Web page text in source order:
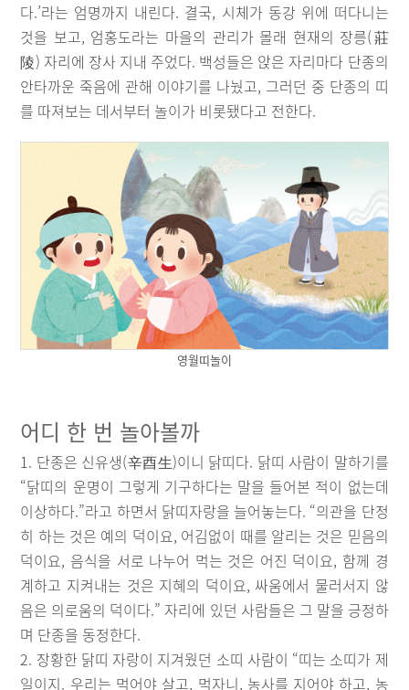
다.’라는 엄명까지 내린다. 결국, 시체가 동강 위에 떠다니는
것을 보고, 엄홍도라는 마을의 관리가 몰래 현재의 장릉(莊
陵) 자리에 장사 지내 주었다. 백성들은 앉은 자리마다 단종의
안타까운 죽음에 관해 이야기를 나눴고, 그러던 중 단종의 띠
를 따져보는 데서부터 놀이가 비롯됐다고 전한다.
영월띠놀이
어디 한 번 놀아볼까
1. 단종은 신유생(辛酉生)이니 닭띠다. 닭띠 사람이 말하기를
“닭띠의 운명이 그렇게 기구하다는 말을 들어본 적이 없는데
이상하다.”라고 하면서 닭띠자랑을 늘어놓는다. “의관을 단정
히 하는 것은 예의 덕이요, 어김없이 때를 알리는 것은 믿음의
덕이요, 음식을 서로 나누어 먹는 것은 어진 덕이요, 함께 경
계하고 지켜내는 것은 지혜의 덕이요, 싸움에서 물러서지 않
음은 의로움의 덕이다.” 자리에 있던 사람들은 그 말을 긍정하
며 단종을 동정한다.
2. 장황한 닭띠 자랑이 지겨웠던 소띠 사람이 “띠는 소띠가 제
일이지. 우리는 먹어야 살고, 먹자니, 농사를 지어야 하고, 농